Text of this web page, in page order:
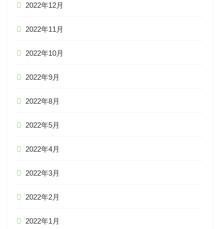
2022年12月
2022年11月
2022年10月
2022年9月
2022年8月
2022年5月
2022年4月
2022年3月
2022年2月
2022年1月